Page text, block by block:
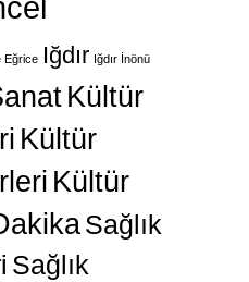
Eğrice Iğdır Iğdır İnönü
Kültür
Kültür
Kültür
Sağlık
Sağlık